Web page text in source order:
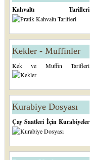
Kahvaltı Tarifleri
Kekler - Muffinler
Kek ve Muffin Tarifleri
Kurabiye Dosyası
Çay Saatleri İçin Kurabiyeler